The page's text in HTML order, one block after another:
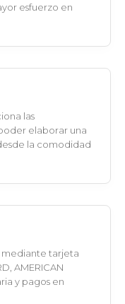
esfuerzo en
las
elaborar una
la comodidad
mediante tarjeta
AMERICAN
y pagos en